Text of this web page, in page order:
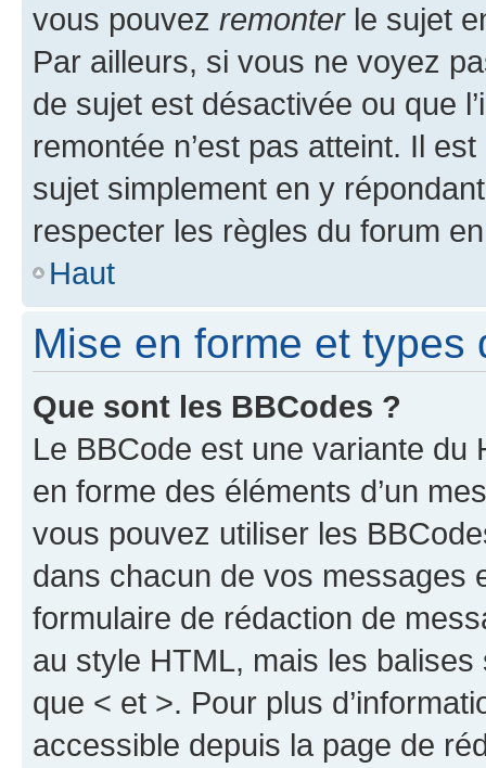
vous pouvez remonterle sujet
Par ailleurs, si vous ne voyez
de sujet est désactivée ou que
remontée n’est pas atteint. Il
sujet simplement en y
respecter les règles du forum
Haut
Mise en forme et types
Que sont les BBCodes ?
Le BBCode est une variante du
en forme des éléments d’un
vous pouvez utiliser les
dans chacun de vos messages
formulaire de rédaction de
au style HTML, mais les
que < et >. Pour plus
accessible depuis la page de